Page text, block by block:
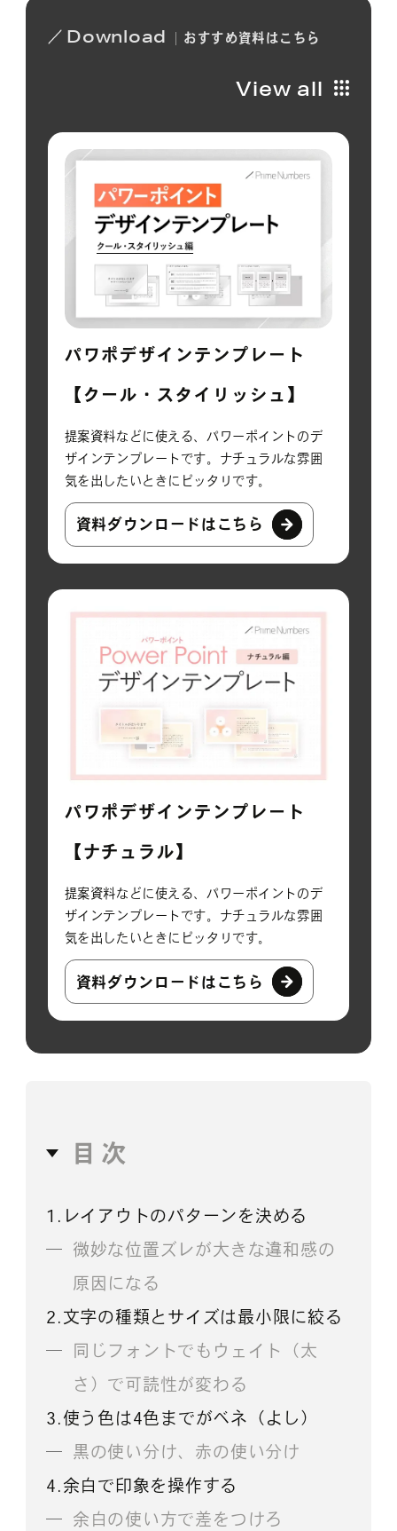
Download おすすめ資料は こちら
View all
パワポデザインテンプレート
【クール・スタイリッシュ】
提案資料などに使える、パワーポイントのデ
ザインテンプレートです。ナチュラルな雰囲
気を出したいときにピッタリです。
資料ダウンロードはこちら
パワポデザインテンプレート
【ナチュラル】
提案資料などに使える、パワーポイントのデ
ザインテンプレートです。ナチュラルな雰囲
気を出したいときにピッタリです。
資料ダウンロードはこちら
目次
1.レイアウトのパターンを決める
微妙な位置ズレが大きな違和感の
原因になる
2.文字の種類とサイズは最小限に絞る
同じフォントでもウェイト（太
さ）で可読性が変わる
3.使う色は4色までがベネ（よし）
黒の使い分け、赤の使い分け
4.余白で印象を操作する
余白の使い方で差をつけろ